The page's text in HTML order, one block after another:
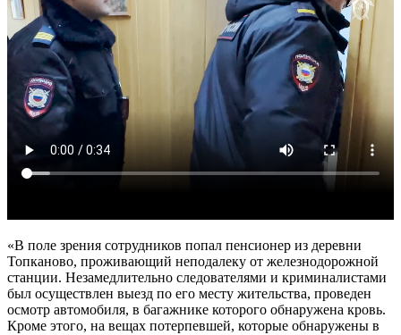
«В поле зрения сотрудников попал пенсионер из деревни
Топканово, проживающий неподалеку от железнодорожной
станции. Незамедлительно следователями и криминалистами
был осуществлен выезд по его месту жительства, проведен
осмотр автомобиля, в багажнике которого обнаружена кровь.
Кроме этого, на вещах потерпевшей, которые обнаружены в